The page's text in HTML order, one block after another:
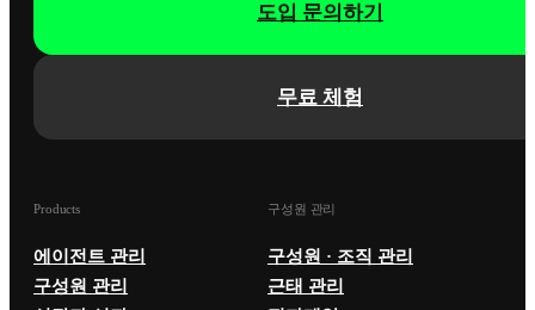
무료 체험
도입 문의하기
Products
에이전트 관리
구성원 관리
구성원 관리
구성원 · 조직 관리
근태 관리